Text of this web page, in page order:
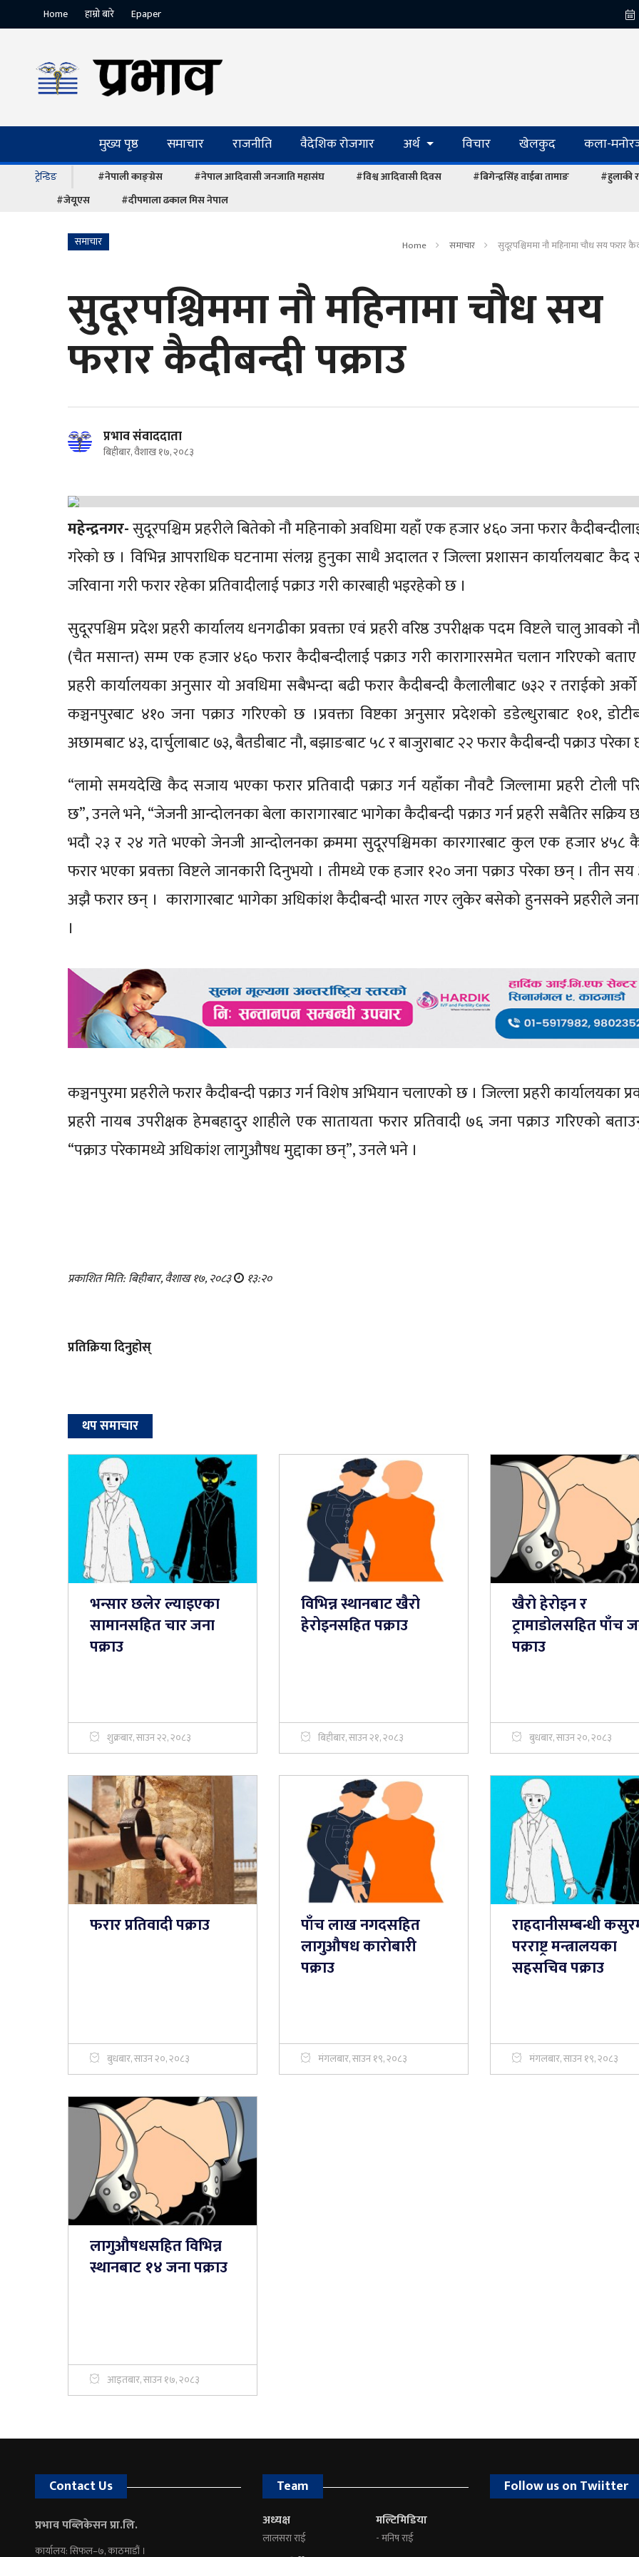
Home हाम्रो बारे Epaper
मुख्य पृष्ठ समाचार राजनीति वैदेशिक रोजगार अर्थ विचार खेलकुद कला-
ट्रेन्डिङ #नेपाली काङ्ग्रेस #नेपाल आदिवासी जनजाति महासंघ #विश्व आदिवासी दिवस #बिगेन्द्रसिंह वाईबा तामाङ
#हुलाकी
#जेयूएस
#दीपमाला ढकाल मिस नेपाल
समाचार Home समाचार सुदूरपश्चिममा नौ महिनामा चौध सय फरार
सुदूरपश्चिममा नौ महिनामा चौध सय
फरार कैदीबन्दी पक्राउ
प्रभाव संवाददाता
बिहीबार, वैशाख १७, २०८३
महेन्द्रनगर-सुदूरपश्चिम प्रहरीले बितेको नौ महिनाको अवधिमा यहाँ एक हजार ४६० जना फरार
गरेको छ । विभिन्न आपराधिक घटनामा संलग्न हुनुका साथै अदालत र जिल्ला प्रशासन कार्यालयबाट कैद
जरिवाना गरी फरार रहेका प्रतिवादीलाई पक्राउ गरी कारबाही भइरहेको छ ।
सुदूरपश्चिम प्रदेश प्रहरी कार्यालय धनगढीका प्रवक्ता एवं प्रहरी वरिष्ठ उपरीक्षक पदम विष्टले चालु आवको
(चैत मसान्त) सम्म एक हजार ४६० फरार कैदीबन्दीलाई पक्राउ गरी कारागारसमेत चलान गरिएको बताए
प्रहरी कार्यालयका अनुसार यो अवधिमा सबैभन्दा बढी फरार कैदीबन्दी कैलालीबाट ७३२ र तराईको
कञ्चनपुरबाट ४१० जना पक्राउ गरिएको छ ।प्रवक्ता विष्टका अनुसार प्रदेशको डडेल्धुराबाट १०१,
अछामबाट ४३, दार्चुलाबाट ७३, बैतडीबाट नौ, बझाङबाट ५८ र बाजुराबाट २२ फरार कैदीबन्दी पक्राउ
“लामो समयदेखि कैद सजाय भएका फरार प्रतिवादी पक्राउ गर्न यहाँका नौवटै जिल्लामा प्रहरी टोली
छ”, उनले भने, “जेजनी आन्दोलनका बेला कारागारबाट भागेका कैदीबन्दी पक्राउ गर्न प्रहरी सबैतिर सक्रिय
भदौ २३ र २४ गते भएको जेनजी आन्दोलनका क्रममा सुदूरपश्चिमका कारगारबाट कुल एक हजार ४५८
फरार भएका प्रवक्ता विष्टले जानकारी दिनुभयो । तीमध्ये एक हजार १२० जना पक्राउ परेका छन् । तीन
अझै फरार छन् । कारागारबाट भागेका अधिकांश कैदीबन्दी भारत गएर लुकेर बसेको हुनसक्ने प्रहरीले
।
कञ्चनपुरमा प्रहरीले फरार कैदीबन्दी पक्राउ गर्न विशेष अभियान चलाएको छ । जिल्ला प्रहरी कार्यालयका
प्रहरी नायब उपरीक्षक हेमबहादुर शाहीले एक सातायता फरार प्रतिवादी ७६ जना पक्राउ गरिएको
“पक्राउ परेकामध्ये अधिकांश लागुऔषध मुद्दाका छन्”, उनले भने ।
प्रकाशित मिति: बिहीबार, वैशाख १७, २०८३ १३:२०
प्रतिक्रिया दिनुहोस्
थप समाचार
भन्सार छलेर ल्याइएका
सामानसहित चार जना
पक्राउ
शुक्रबार, साउन २२, २०८३
विभिन्न स्थानबाट खैरो
हेरोइनसहित पक्राउ
बिहीबार, साउन २१, २०८३
खैरो हेरोइन र
ट्रामाडोलसहित पाँच
पक्राउ
बुधबार, साउन २०, २०८३
फरार प्रतिवादी पक्राउ
बुधबार, साउन २०, २०८३
पाँच लाख नगदसहित
लागुऔषध कारोबारी
पक्राउ
मंगलबार, साउन १९, २०८३
राहदानीसम्बन्धी
परराष्ट्र मन्त्रालयका
सहसचिव पक्राउ
मंगलबार, साउन १९, २०८३
लागुऔषधसहित विभिन्न
स्थानबाट १४ जना पक्राउ
आइतबार, साउन १७, २०८३
Contact Us
प्रभाव पब्लिकेसन प्रा.लि.
कार्यालय: सिफल–७, काठमाडौं ।
Team
अध्यक्ष
लालसरा राई
मल्टिमिडिया
- मनिष राई
Follow us on Twiitter